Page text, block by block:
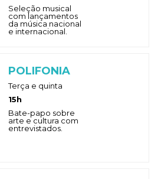
Seleção musical
com lançamentos
da música nacional
e internacional.
POLIFONIA
Terça e quinta
15h
Bate-papo sobre
arte e cultura com
entrevistados.